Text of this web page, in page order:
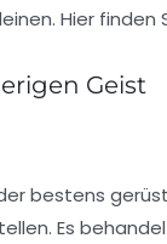
Hier
Geist
bestens
Es